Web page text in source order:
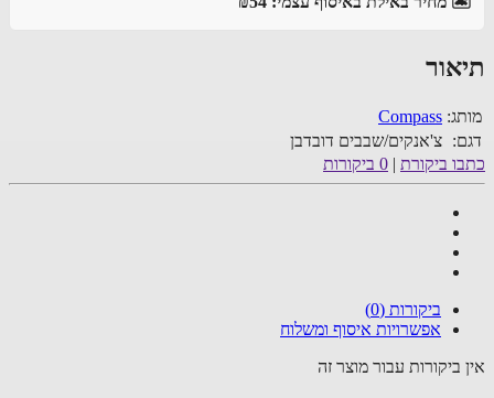
תיאור
מותג: Compass
דגם: צ'אנקים/שבבים דובדבן
כתבו ביקורת
0 ביקורות
ביקורות (0)
אפשרויות איסוף ומשלוח
אין ביקורות עבור מוצר זה